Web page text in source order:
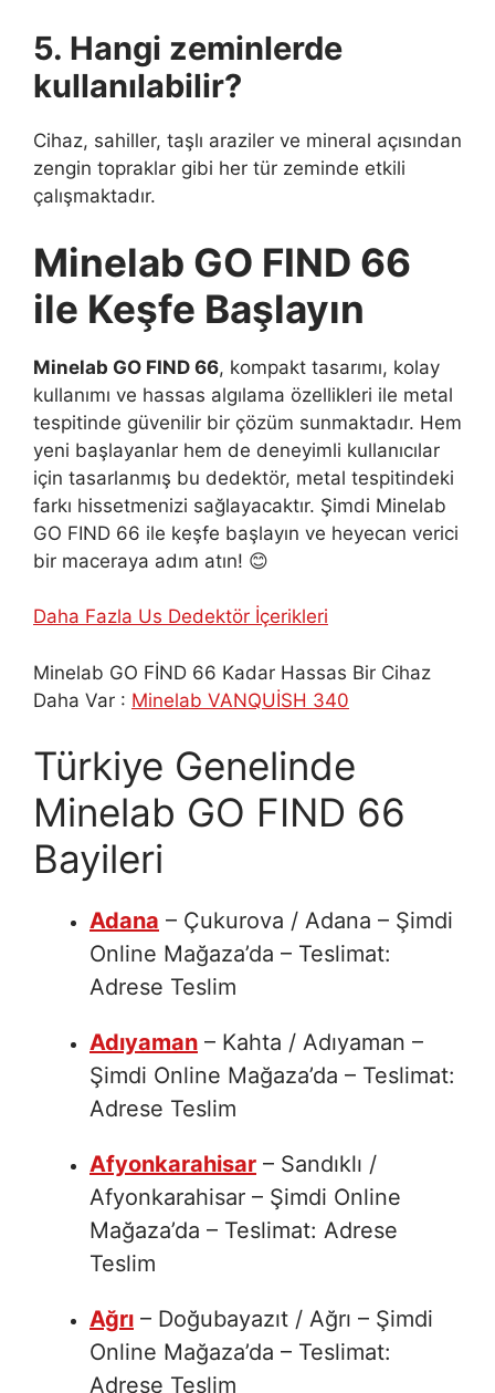
5. Hangi zeminlerde
kullanılabilir?
Cihaz, sahiller, taşlı araziler ve mineral açısından
zengin topraklar gibi her tür zeminde etkili
çalışmaktadır.
Minelab GO FIND 66
ile Keşfe Başlayın
Minelab GO FIND 66, kompakt tasarımı, kolay
kullanımı ve hassas algılama özellikleri ile metal
tespitinde güvenilir bir çözüm sunmaktadır. Hem
yeni başlayanlar hem de deneyimli kullanıcılar
için tasarlanmış bu dedektör, metal tespitindeki
farkı hissetmenizi sağlayacaktır. Şimdi Minelab
GO FIND 66 ile keşfe başlayın ve heyecan verici
bir maceraya adım atın! 😊
Daha Fazla Us Dedektör İçerikleri
Minelab GO FİND 66 Kadar Hassas Bir Cihaz
Daha Var : Minelab VANQUİSH 340
Türkiye Genelinde
Minelab GO FIND 66
Bayileri
Adana – Çukurova / Adana – Şimdi
Online Mağaza’da – Teslimat:
Adrese Teslim
Adıyaman – Kahta / Adıyaman –
Şimdi Online Mağaza’da – Teslimat:
Adrese Teslim
Afyonkarahisar – Sandıklı /
Afyonkarahisar – Şimdi Online
Mağaza’da – Teslimat: Adrese
Teslim
Ağrı – Doğubayazıt / Ağrı – Şimdi
Online Mağaza’da – Teslimat:
Adrese Teslim